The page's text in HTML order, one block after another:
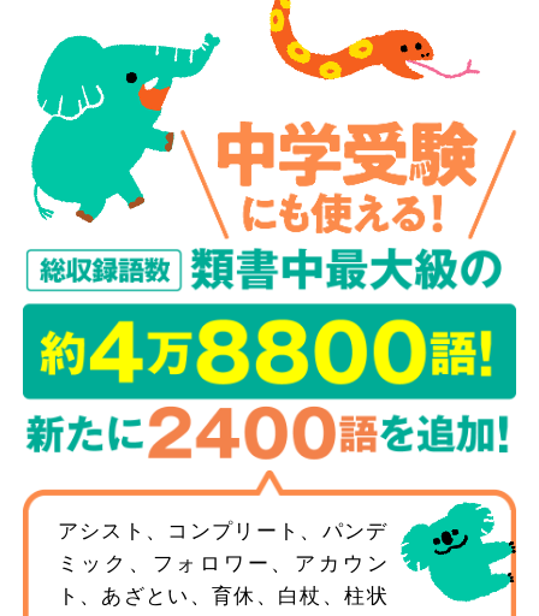
アシスト、コンプリート、パンデ
ミック、フォロワー、アカウン
ト、あざとい、育休、白杖、柱状